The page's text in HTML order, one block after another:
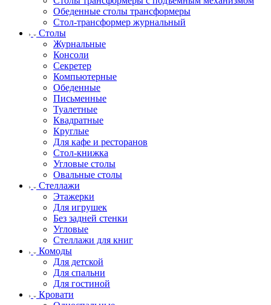
Обеденные столы трансформеры
Стол-трансформер журнальный
Столы
Журнальные
Консоли
Секретер
Компьютерные
Обеденные
Письменные
Туалетные
Квадратные
Круглые
Для кафе и ресторанов
Стол-книжка
Угловые столы
Овальные столы
Стеллажи
Этажерки
Для игрушек
Без задней стенки
Угловые
Стеллажи для книг
Комоды
Для детской
Для спальни
Для гостиной
Кровати